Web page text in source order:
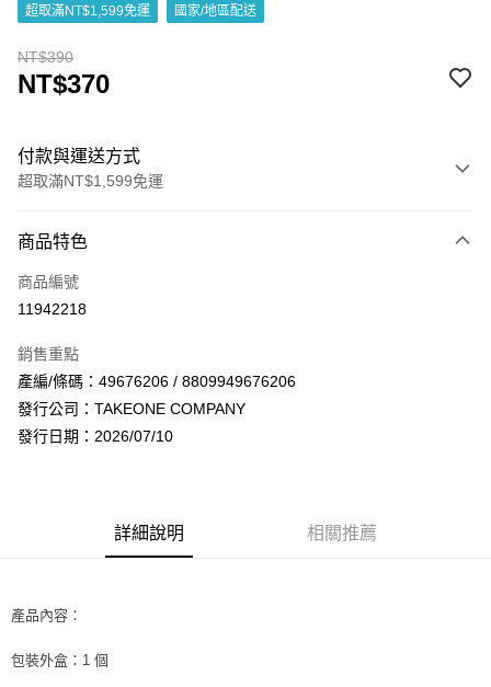
超取滿NT$1,599免運 國家/地區配送
NT$390
NT$370
付款與運送方式
超取滿NT$1,599免運
信用卡一次付款
超商取貨付款
Apple Pay
街口支付
１．簡單：不需註冊會員、不需綁卡、不需儲值。
２．便利：只要手機號碼，簡訊認證，即可結帳。
運送方式
全家取貨付款
商品特色
商品編號
11942218
銷售重點
產編/條碼：49676206 / 8809949676206
發行公司：TAKEONE COMPANY
發行日期：2026/07/10
詳細說明 相關推薦
產品內容：
包裝外盒：1 個